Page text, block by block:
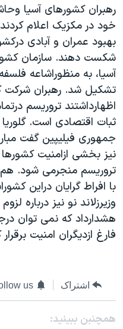
به
جستجو
گزیده‌ها
ویژه برنامه‌ها
فرهنگ و زندگی
حقوق شهروندی
اقتصادی
علم و فناوری
اسرائیل در جنگ
گالری عکس
آرشیو پخش زنده
عملیات خشم حماسی
۲۵۰سالگی آمریکا
بایگانی برنامه‌های تلویزیونی
مستندها
انتخابات ریاست جمهوری آمریکا
حمله جمهوری اسلامی به
رمز مهسا
ورزش زنان در ایران
اعتراضات زن، زندگی، آزادی
مجموعه مستندهای دادخواهی
تریبونال مردمی آبان ۹۸
دادگاه حمید نوری
قانون شفافیت دارائی کادر
پخش رادیویی
یادگیری زبان انگلیسی
دنبال کنید
زبانهای مختلف
رهبران کشورهای آسيا
خود در مکزيک اعلام
بهبود عمران و آبادی
شکست دهند. سازمان
آسيا، به منظوراشاعه
تشکيل شد. رهبران شرکت
اظهارداشتند تروريسم
ثبات اقتصادی است. گلوريا
جمهوری فيليپين گفت
نيز بخشی ازامنيت
تروريسم منجرمی شود. هم
با افراط گرايان دراين
وزيرزلاند نو نيز درباره
هشدارداد که نمی توان
فارغ ازديگران امنيت برقرار
اشتراک us
همچنبن ببینید: